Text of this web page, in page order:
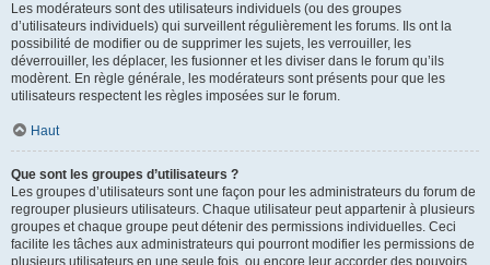
Les modérateurs sont des utilisateurs individuels (ou des groupes
d’utilisateurs individuels) qui surveillent régulièrement les forums. Ils ont la
possibilité de modifier ou de supprimer les sujets, les verrouiller, les
déverrouiller, les déplacer, les fusionner et les diviser dans le forum qu’ils
modèrent. En règle générale, les modérateurs sont présents pour que les
utilisateurs respectent les règles imposées sur le forum.
Haut
Que sont les groupes d’utilisateurs ?
Les groupes d’utilisateurs sont une façon pour les administrateurs du forum de
regrouper plusieurs utilisateurs. Chaque utilisateur peut appartenir à plusieurs
groupes et chaque groupe peut détenir des permissions individuelles. Ceci
facilite les tâches aux administrateurs qui pourront modifier les permissions de
plusieurs utilisateurs en une seule fois, ou encore leur accorder des pouvoirs